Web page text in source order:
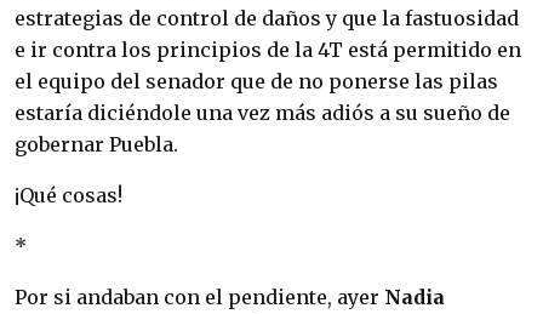
estrategias de control de daños y que la fastuosidad
e ir contra los principios de la 4T está permitido en
el equipo del senador que de no ponerse las pilas
estaría diciéndole una vez más adiós a su sueño de
gobernar Puebla.
¡Qué cosas!
*
Por si andaban con el pendiente, ayer Nadia